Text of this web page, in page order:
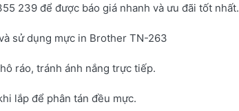
239 để được báo giá nhanh và ưu đãi tốt nhất.
sử dụng mực in Brother TN-263
ráo, tránh ánh nắng trực tiếp.
lắp để phân tán đều mực.